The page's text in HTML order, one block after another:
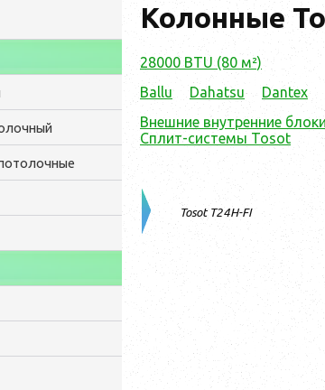
Колонные
28000 BTU (80 м²)
Ballu
Dahatsu Dantex
Внешние внутренние
Сплит-системы Tosot
Tosot T24H-FI